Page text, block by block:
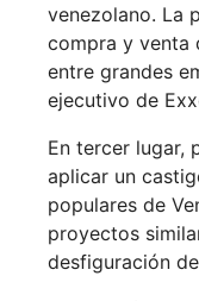
venezolano. La
compra y venta
entre grandes
ejecutivo de
En tercer lugar,
aplicar un
populares de
proyectos
desfiguración